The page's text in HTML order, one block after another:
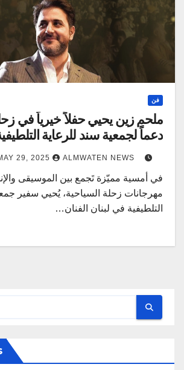
فن
دعماً لجمعية سند للرعاية
29, 2025 ALMWATEN NEWS
في أمسية مميّزة تَجمع بين الموسيقى
مهرجانات زحلة السياحية، يُحيي سفير
التلطيفية في لبنان الفنان…